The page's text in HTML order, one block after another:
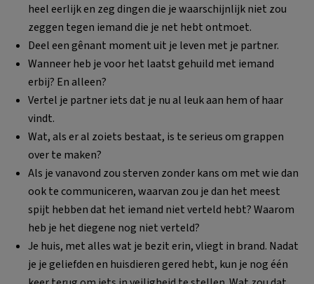
heel eerlijk en zeg dingen die je waarschijnlijk niet zou
zeggen tegen iemand die je net hebt ontmoet.
Deel een gênant moment uit je leven met je partner.
Wanneer heb je voor het laatst gehuild met iemand
erbij? En alleen?
Vertel je partner iets dat je nu al leuk aan hem of haar
vindt.
Wat, als er al zoiets bestaat, is te serieus om grappen
over te maken?
Als je vanavond zou sterven zonder kans om met wie dan
ook te communiceren, waarvan zou je dan het meest
spijt hebben dat het iemand niet verteld hebt? Waarom
heb je het diegene nog niet verteld?
Je huis, met alles wat je bezit erin, vliegt in brand. Nadat
je je geliefden en huisdieren gered hebt, kun je nog één